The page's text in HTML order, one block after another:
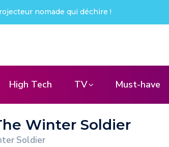
nomade qui déchire !
High Tech TV Must-have
Winter Soldier
Soldier